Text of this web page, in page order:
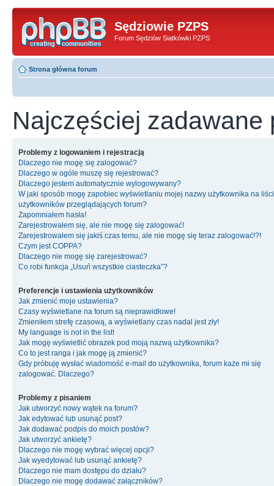
Sędziowie PZPS
Forum Sędziów Siatkówki PZPS
Strona główna forum
Najczęściej zadawane
Problemy z logowaniem i rejestracją
Dlaczego nie mogę się zalogować?
Dlaczego w ogóle muszę się rejestrować?
Dlaczego jestem automatycznie wylogowywany?
W jaki sposób mogę zapobiec wyświetlaniu mojej nazwy użytkownika na
użytkowników przeglądających forum?
Zapomniałem hasła!
Zarejestrowałem się, ale nie mogę się zalogować!
Zarejestrowałem się jakiś czas temu, ale nie mogę się teraz zalogować!?!
Czym jest COPPA?
Dlaczego nie mogę się zarejestrować?
Co robi funkcja „Usuń wszystkie ciasteczka”?
Preferencje i ustawienia użytkowników
Jak zmienić moje ustawienia?
Czasy wyświetlane na forum są nieprawidłowe!
Zmieniłem strefę czasową, a wyświetlany czas nadal jest zły!
My language is not in the list!
Jak mogę wyświetlić obrazek pod moją nazwą użytkownika?
Co to jest ranga i jak mogę ją zmienić?
Gdy próbuję wysłać wiadomość e-mail do użytkownika, forum każe mi się
zalogować. Dlaczego?
Problemy z pisaniem
Jak utworzyć nowy wątek na forum?
Jak edytować lub usunąć post?
Jak dodawać podpis do moich postów?
Jak utworzyć ankietę?
Dlaczego nie mogę wybrać więcej opcji?
Jak wyedytować lub usunąć ankietę?
Dlaczego nie mam dostępu do działu?
Dlaczego nie mogę dodawać załączników?